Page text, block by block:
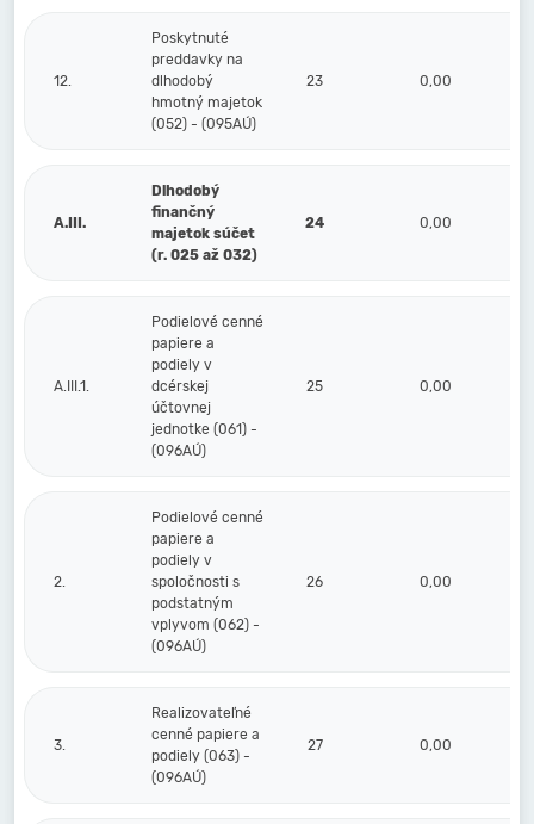
12.
Poskytnuté
preddavky na
dlhodobý
hmotný majetok
(052) - (095AÚ)
23 0,00
A.III.
Dlhodobý
finančný
majetok súčet
(r. 025 až 032)
24 0,00
A.III.1.
Podielové cenné
papiere a
podiely v
dcérskej
účtovnej
jednotke (061) -
(096AÚ)
25 0,00
2.
Podielové cenné
papiere a
podiely v
spoločnosti s
podstatným
vplyvom (062) -
(096AÚ)
26 0,00
3.
Realizovateľné
cenné papiere a
podiely (063) -
(096AÚ)
27 0,00